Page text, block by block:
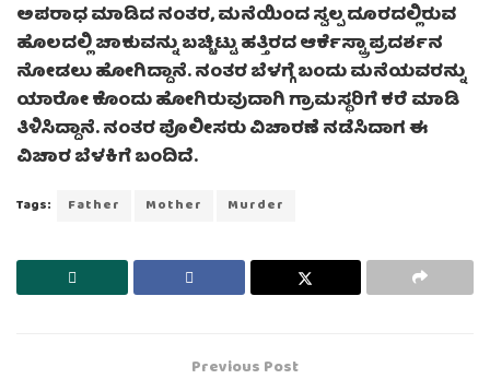
ಅಪರಾಧ ಮಾಡಿದ ನಂತರ, ಮನೆಯಿಂದ ಸ್ವಲ್ಪ ದೂರದಲ್ಲಿರುವ
ಹೊಲದಲ್ಲಿ ಚಾಕುವನ್ನು ಬಚ್ಚಿಟ್ಟು ಹತ್ತಿರದ ಆರ್ಕೆಸ್ಟ್ರಾ ಪ್ರದರ್ಶನ
ನೋಡಲು ಹೋಗಿದ್ದಾನೆ. ನಂತರ ಬೆಳಗ್ಗೆ ಬಂದು ಮನೆಯವರನ್ನು
ಯಾರೋ ಕೊಂದು ಹೋಗಿರುವುದಾಗಿ ಗ್ರಾಮಸ್ಥರಿಗೆ ಕರೆ ಮಾಡಿ
ತಿಳಿಸಿದ್ದಾನೆ. ನಂತರ ಪೊಲೀಸರು ವಿಚಾರಣೆ ನಡೆಸಿದಾಗ ಈ
ವಿಚಾರ ಬೆಳಕಿಗೆ ಬಂದಿದೆ.
Tags: Father Mother Murder
Previous Post